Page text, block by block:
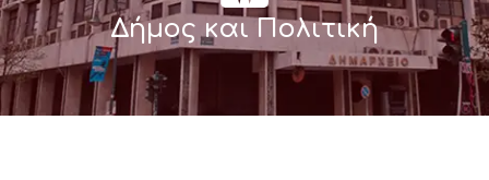
Δήμος και Πολιτική